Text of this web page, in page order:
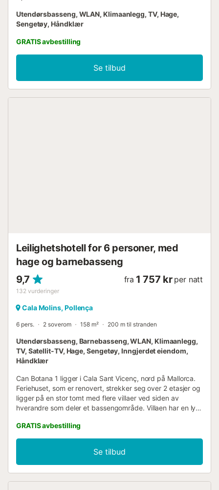
Utendørsbasseng, WLAN, Klimaanlegg, TV, Hage,
Sengetøy, Håndklær
GRATIS avbestilling
Se tilbud
Leilighetshotell for 6 personer, med
hage og barnebasseng
9,7
132 vurderinger
fra 1 757 kr per natt
Cala Molins, Pollença
6 pers. 2 soverom 158 m² 200 m til stranden
Utendørsbasseng, Barnebasseng, WLAN, Klimaanlegg,
TV, Satellit-TV, Hage, Sengetøy, Inngjerdet eiendom,
Håndklær
Can Botana 1 ligger i Cala Sant Vicenç, nord på Mallorca.
Feriehuset, som er renovert, strekker seg over 2 etasjer og
ligger på en stor tomt med flere villaer ved siden av
hverandre som deler et bassengområde. Villaen har en lys
utsikt over hagen, 2 soverom (ett med 2 enkeltsenger og
en køyeseng for 2 personer og ett med dobbeltseng) samt
2 bad med dusj, og kan dermed huse 6 personer.
Fasiliteter inkluderer også Wi-Fi, klimaanlegg i alle rom,
satellitt-TV, barneseng og barnestol. Utenfor finner du en
GRATIS avbestilling
Se tilbud